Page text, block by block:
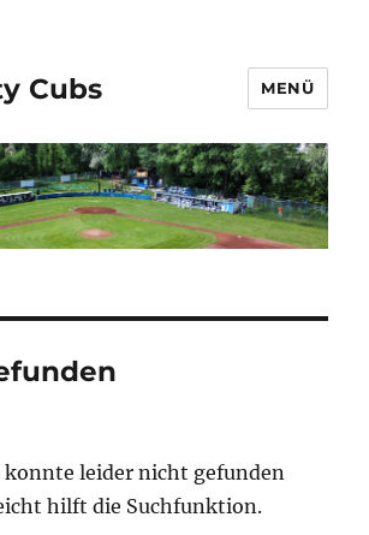
Cubs MENÜ
konnte leider nicht gefunden
hilft die Suchfunktion.